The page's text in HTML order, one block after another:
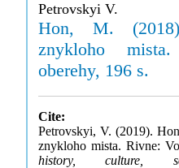
Petrovskyi V.
Hon, M.
znykloho
oberehy, 196 s.
Cite:
Petrovskyi, V. (2019).
znykloho mista. Rivne:
history, culture,